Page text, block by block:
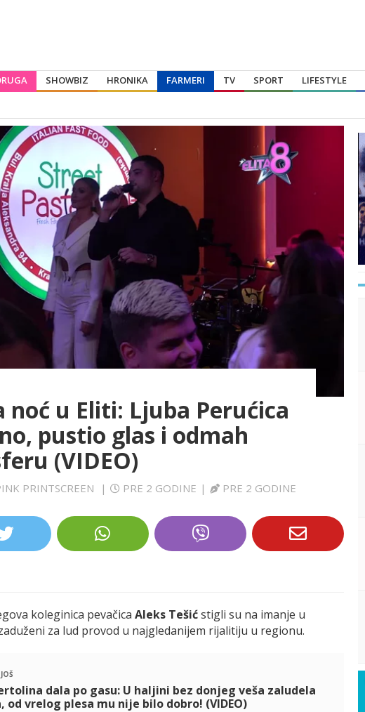
SHOWBIZ HRONIKA FARMERI TV SPORT LIFESTYLE
noć u Eliti: Ljuba Perućica
pustio glas i odmah
(VIDEO)
PRINTSCREEN | PRE 2 GODINE | PRE 2 GODINE
koleginica pevačica Aleks Tešićstigli su na imanje u
za lud provod u najgledanijem rijalitiju u regionu.
dala po gasu: U haljini bez donjeg veša zaludela
od vrelog plesa mu nije bilo dobro! (VIDEO)